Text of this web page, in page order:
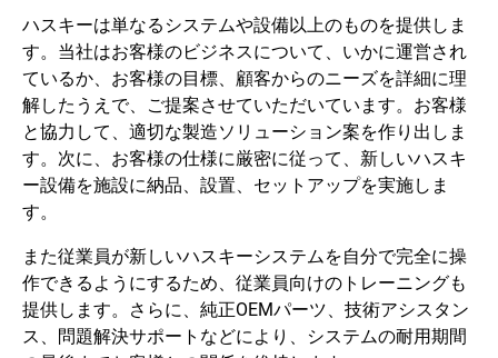
ハスキーは単なるシステムや設備以上のものを提供しま
す。当社はお客様のビジネスについて、いかに運営され
ているか、お客様の目標、顧客からのニーズを詳細に理
解したうえで、ご提案させていただいています。お客様
と協力して、適切な製造ソリューション案を作り出しま
す。次に、お客様の仕様に厳密に従って、新しいハスキ
ー設備を施設に納品、設置、セットアップを実施しま
す。
また従業員が新しいハスキーシステムを自分で完全に操
作できるようにするため、従業員向けのトレーニングも
提供します。さらに、純正OEMパーツ、技術アシスタン
ス、問題解決サポートなどにより、システムの耐用期間